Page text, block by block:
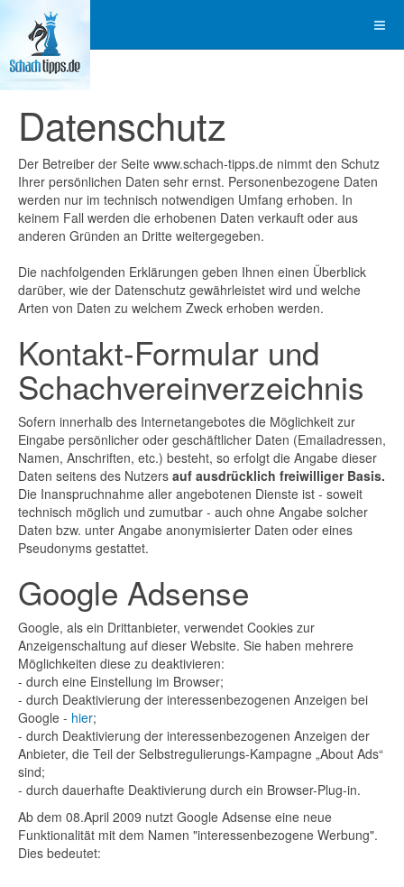
Datenschutz
Der Betreiber der Seite www.schach-tipps.de nimmt den Schutz
Ihrer persönlichen Daten sehr ernst. Personenbezogene Daten
werden nur im technisch notwendigen Umfang erhoben. In
keinem Fall werden die erhobenen Daten verkauft oder aus
anderen Gründen an Dritte weitergegeben.
Die nachfolgenden Erklärungen geben Ihnen einen Überblick
darüber, wie der Datenschutz gewährleistet wird und welche
Arten von Daten zu welchem Zweck erhoben werden.
Kontakt-Formular und
Schachvereinverzeichnis
Sofern innerhalb des Internetangebotes die Möglichkeit zur
Eingabe persönlicher oder geschäftlicher Daten (Emailadressen,
Namen, Anschriften, etc.) besteht, so erfolgt die Angabe dieser
Daten seitens des Nutzers auf ausdrücklich freiwilliger Basis.
Die Inanspruchnahme aller angebotenen Dienste ist - soweit
technisch möglich und zumutbar - auch ohne Angabe solcher
Daten bzw. unter Angabe anonymisierter Daten oder eines
Pseudonyms gestattet.
Google Adsense
Google, als ein Drittanbieter, verwendet Cookies zur
Anzeigenschaltung auf dieser Website. Sie haben mehrere
Möglichkeiten diese zu deaktivieren:
- durch eine Einstellung im Browser;
- durch Deaktivierung der interessenbezogenen Anzeigen bei
Google - hier;
- durch Deaktivierung der interessenbezogenen Anzeigen der
Anbieter, die Teil der Selbstregulierungs-Kampagne „About Ads“
sind;
- durch dauerhafte Deaktivierung durch ein Browser-Plug-in.
Ab dem 08.April 2009 nutzt Google Adsense eine neue
Funktionalität mit dem Namen "interessenbezogene Werbung".
Dies bedeutet: